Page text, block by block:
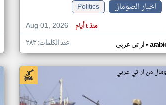
اخبار الصومال
Politics
Aug 01, 2026
منذ ٤ أيام
ار تي عربي• عدد الكلمات: ٢٨٣
من ار تي عربي